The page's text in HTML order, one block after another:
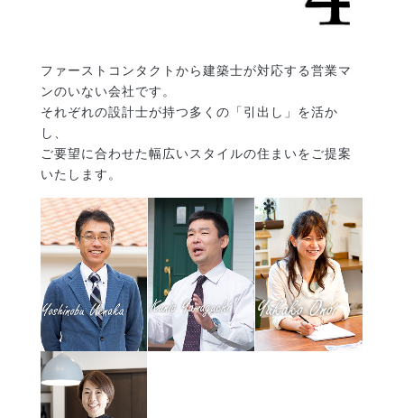
ファーストコンタクトから建築士が対応する営業マ
ンのいない会社です。
それぞれの設計士が持つ多くの「引出し」を活か
し、
ご要望に合わせた幅広いスタイルの住まいをご提案
いたします。